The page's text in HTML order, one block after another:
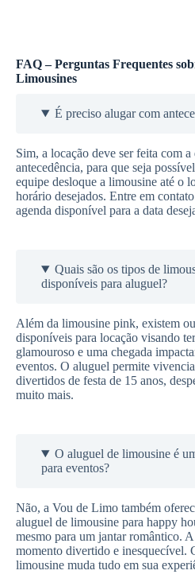
FAQ – Perguntas Frequentes
Limousines
É preciso alugar com
Sim, a locação deve ser feita com a
antecedência, para que seja
equipe desloque a limousine até o
horário desejados. Entre em
agenda disponível para a data
Quais são os tipos de
disponíveis para aluguel?
Além da limousine pink, existem
disponíveis para locação visando
glamouroso e uma chegada
eventos. O aluguel permite
divertidos de festa de 15 anos,
muito mais.
O aluguel de limousine é
para eventos?
Não, a Vou de Limo também
aluguel de limousine para happy
mesmo para um jantar romântico.
momento divertido e inesquecível.
limousine muda tudo em sua